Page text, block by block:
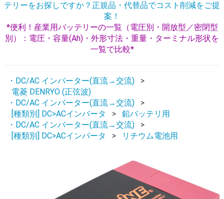
テリーをお探しですか？正規品・代替品でコスト削減をご提
案！
*便利！産業用バッテリーの一覧（電圧別・開放型／密閉型
別）：電圧・容量(Ah)・外形寸法・重量・ターミナル形状を
一覧で比較*
・DC/AC インバーター(直流→交流)
電菱 DENRYO (正弦波)
・DC/AC インバーター(直流→交流)
[種類別] DC>ACインバータ
鉛バッテリ用
・DC/AC インバーター(直流→交流)
[種類別] DC>ACインバータ
リチウム電池用